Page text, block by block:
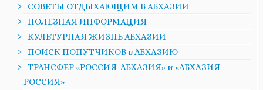
СОВЕТЫ ОТДЫХАЮЩИМ В АБХАЗИИ
ПОЛЕЗНАЯ ИНФОРМАЦИЯ
КУЛЬТУРНАЯ ЖИЗНЬ АБХАЗИИ
ПОИСК ПОПУТЧИКОВ в АБХАЗИЮ
ТРАНСФЕР «РОССИЯ-АБХАЗИЯ» и «АБХАЗИЯ-
РОССИЯ»